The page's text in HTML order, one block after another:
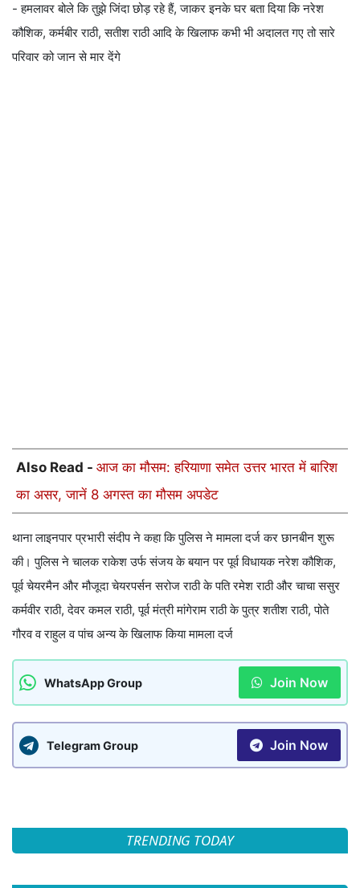
- हमलावर बोले कि तुझे जिंदा छोड़ रहे हैं, जाकर इनके घर बता दिया कि नरेश
कौशिक, कर्मबीर राठी, सतीश राठी आदि के खिलाफ कभी भी अदालत गए तो सारे
परिवार को जान से मार देंगे
Also Read - आज का मौसम: हरियाणा समेत उत्तर भारत में बारिश
का असर, जानें 8 अगस्त का मौसम अपडेट
थाना लाइनपार प्रभारी संदीप ने कहा कि पुलिस ने मामला दर्ज कर छानबीन शुरू
की। पुलिस ने चालक राकेश उर्फ संजय के बयान पर पूर्व विधायक नरेश कौशिक,
पूर्व चेयरमैन और मौजूदा चेयरपर्सन सरोज राठी के पति रमेश राठी और चाचा ससुर
कर्मवीर राठी, देवर कमल राठी, पूर्व मंत्री मांगेराम राठी के पुत्र शतीश राठी, पोते
गौरव व राहुल व पांच अन्य के खिलाफ किया मामला दर्ज
WhatsApp Group Join Now
Telegram Group Join Now
TRENDING TODAY